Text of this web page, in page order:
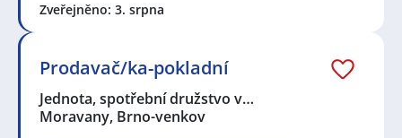
Zveřejněno: 3. srpna
Prodavač/ka-pokladní
Jednota, spotřební družstvo v…
Moravany, Brno-venkov